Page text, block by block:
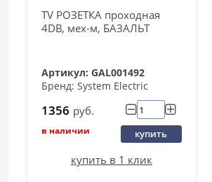
TV РОЗЕТКА проходная
4DB, мех-м, БАЗАЛЬТ
Артикул: GAL001492
Бренд: System Electric
1356 руб.
в наличии купить
купить в 1 клик